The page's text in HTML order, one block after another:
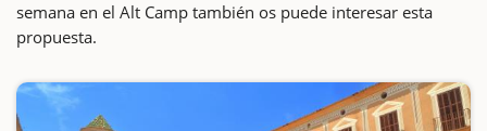
semana en el Alt Camp también os puede interesar esta
propuesta.